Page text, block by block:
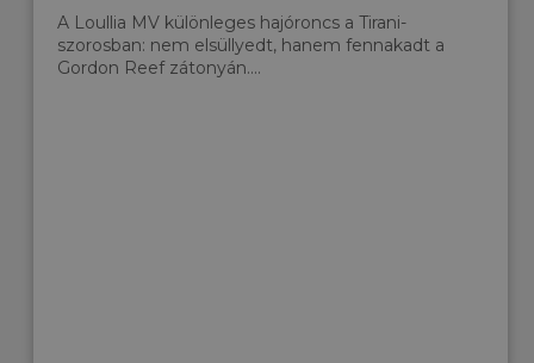
A Loullia MV különleges hajóroncs a Tirani-
szorosban: nem elsüllyedt, hanem fennakadt a
Gordon Reef zátonyán....